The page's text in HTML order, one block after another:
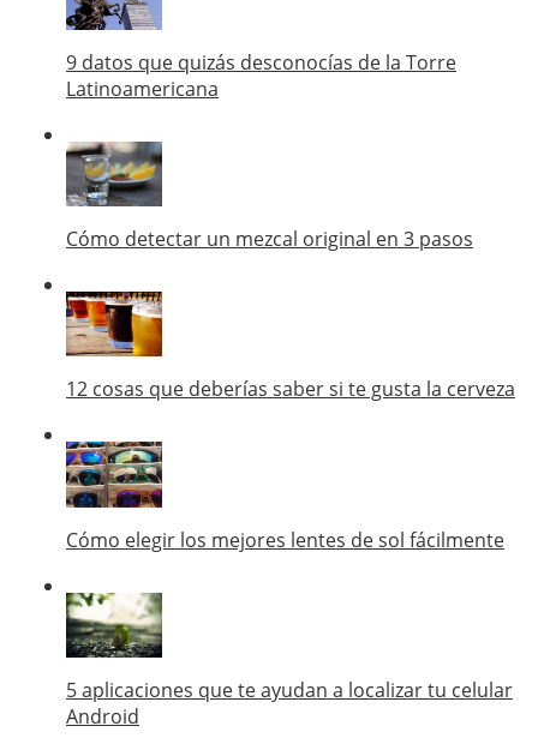
9 datos que quizás desconocías de la Torre
Latinoamericana
Cómo detectar un mezcal original en 3 pasos
12 cosas que deberías saber si te gusta la cerveza
Cómo elegir los mejores lentes de sol fácilmente
5 aplicaciones que te ayudan a localizar tu celular
Android